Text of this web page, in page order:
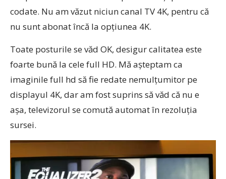
codate. Nu am văzut niciun canal TV 4K, pentru că
nu sunt abonat încă la opțiunea 4K.
Toate posturile se văd OK, desigur calitatea este
foarte bună la cele full HD. Mă așteptam ca
imaginile full hd să fie redate nemulțumitor pe
displayul 4K, dar am fost suprins să văd că nu e
așa, televizorul se comută automat în rezoluția
sursei.